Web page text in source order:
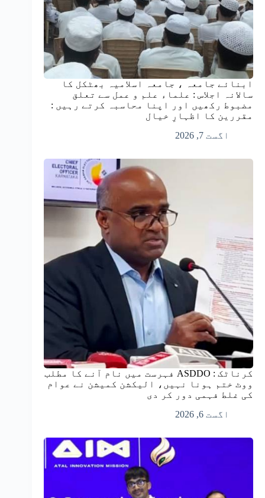
ابنائے جامعہ ، جامعہ اسلامیہ بھٹکل کا
سالانہ اجلاس : علماء علم و عمل سے تعلق
مضبوط رکھیں اور اپنا محاسبہ کرتے رہیں :
مقررین کا اظہارِ خیال
اگست 7, 2026
کرناٹک : ASDDO فہرست میں نام آنے کا مطلب
ووٹ ختم ہونا نہیں، الیکشن کمیشن نے عوام
کی غلط فہمی دور کر دی
اگست 6, 2026